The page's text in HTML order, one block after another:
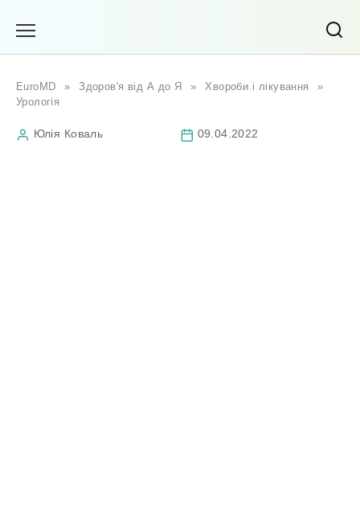
EuroMD » Здоров'я від А до Я » Хвороби і лікування
»
Урологія
Юлія Коваль 09.04.2022